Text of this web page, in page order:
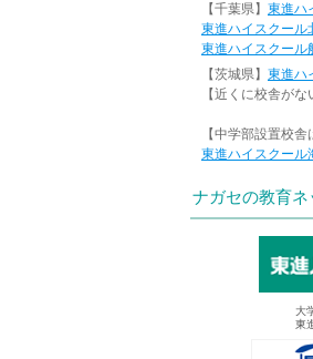
【千葉県】 東進ハ
東進ハイスクール
東進ハイスクール
【茨城県】 東進ハ
【近くに校舎がな
【中学部設置校舎
東進ハイスクール
ナガセの教育ネ
大
東